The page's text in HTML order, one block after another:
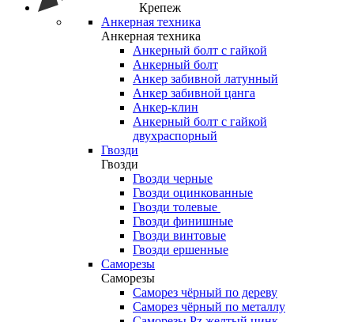
Крепеж
Анкерная техника
Анкерная техника
Анкерный болт с гайкой
Анкерный болт
Анкер забивной латунный
Анкер забивной цанга
Анкер-клин
Анкерный болт с гайкой
двухраспорный
Гвозди
Гвозди
Гвозди черные
Гвозди оцинкованные
Гвозди толевые
Гвозди финишные
Гвозди винтовые
Гвозди ершенные
Саморезы
Саморезы
Саморез чёрный по дереву
Саморез чёрный по металлу